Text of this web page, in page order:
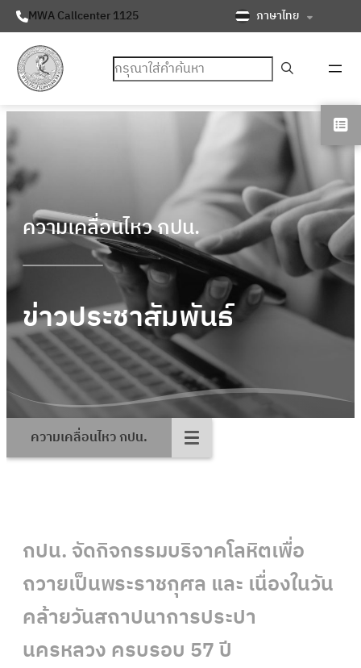
MWA Callcenter 1125 ภาษาไทย
ค้นหา
ความเคลื่อนไหว กปน.
ข่าวประชาสัมพันธ์
ความเคลื่อนไหว กปน.
กปน. จัดกิจกรรมบริจาคโลหิตเพื่อ
ถวายเป็นพระราชกุศล และ เนื่องในวัน
คล้ายวันสถาปนาการประปา
นครหลวง ครบรอบ 57 ปี